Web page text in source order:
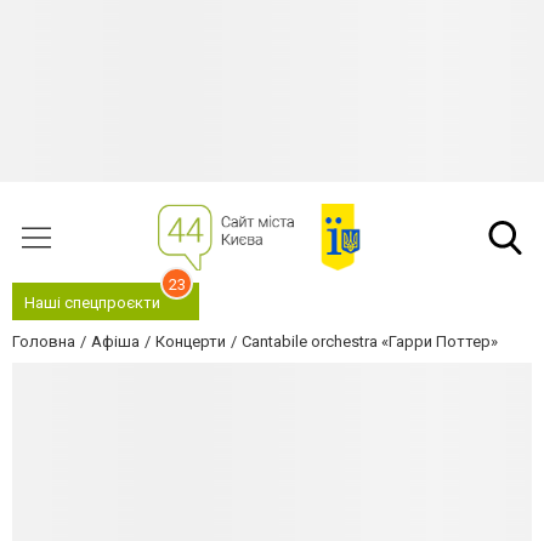
Наші спецпроєкти
23
Головна Афіша Концерти Cantabile orchestra «Гарри Поттер»